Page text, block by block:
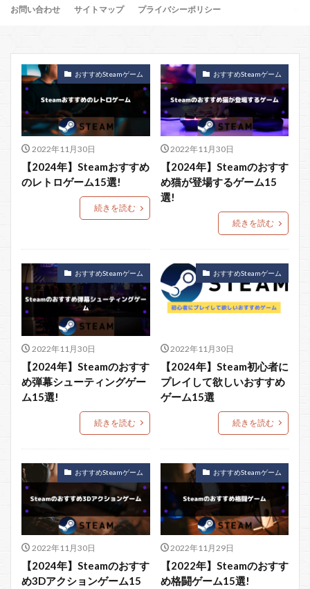
お問い合わせ サイトマップ プライバシーポリシー
おすすめSteamゲーム
2022年11月30日
【2024年】Steamおすすめ
のレトロゲーム15選!
続きを読む
おすすめSteamゲーム
2022年11月30日
【2024年】Steamのおすす
め猫が登場するゲーム15
選!
続きを読む
おすすめSteamゲーム
2022年11月30日
【2024年】Steamのおすす
め弾幕シューティングゲー
ム15選!
続きを読む
おすすめSteamゲーム
2022年11月30日
【2024年】Steam初心者に
プレイして欲しいおすすめ
ゲーム15選
続きを読む
おすすめSteamゲーム
2022年11月30日
【2024年】Steamのおすす
め3Dアクションゲーム15
おすすめSteamゲーム
2022年11月29日
【2022年】Steamのおすす
め格闘ゲーム15選!